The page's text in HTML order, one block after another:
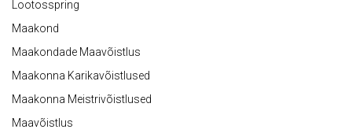
Lootosspring
Maakond
Maakondade Maavõistlus
Maakonna Karikavõistlused
Maakonna Meistrivõistlused
Maavõistlus